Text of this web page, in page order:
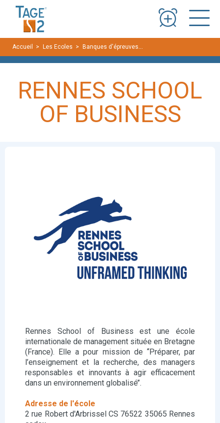
Accueil Les Ecoles Banques d'épreuves
RENNES SCHOOL
OF BUSINESS
Rennes School of Business est une école
internationale de management située en Bretagne
(France). Elle a pour mission de ‘‘Préparer, par
l’enseignement et la recherche, des managers
responsables et innovants à agir efficacement
dans un environnement globalisé’’.
Adresse de l'école
2 rue Robert d'Arbrissel CS 76522 35065 Rennes
Panneau de gestion des cookies